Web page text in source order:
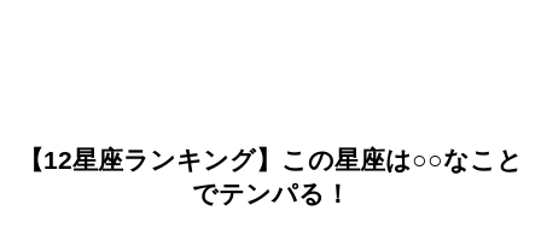
【12星座ランキング】この星座は○○なこと
でテンパる！